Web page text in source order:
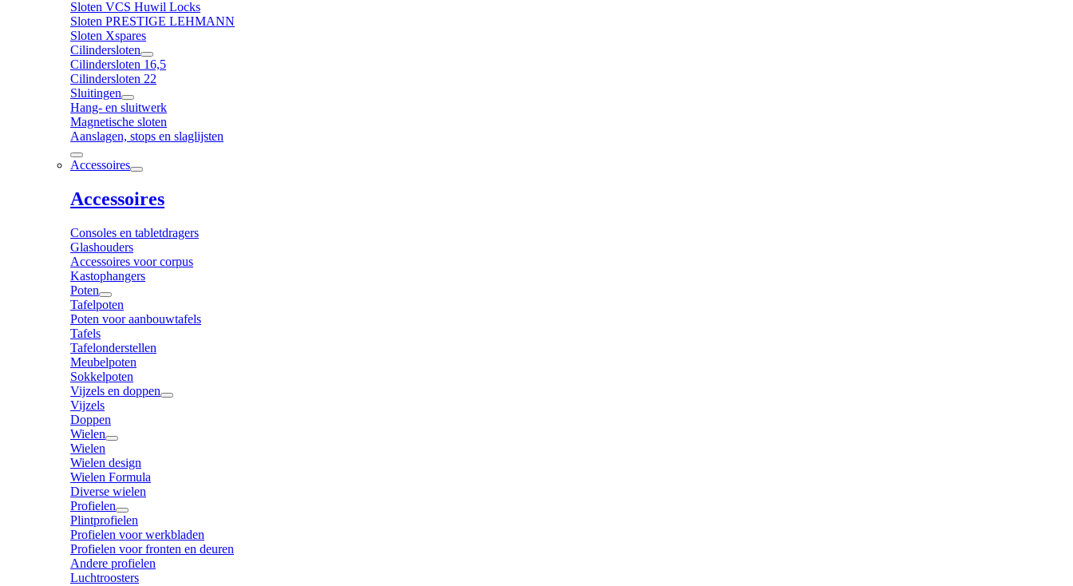
Sloten VCS Huwil Locks
Sloten PRESTIGE LEHMANN
Sloten Xspares
Cilindersloten
Cilindersloten 16,5
Cilindersloten 22
Sluitingen
Hang- en sluitwerk
Magnetische sloten
Aanslagen, stops en slaglijsten
Accessoires
Accessoires
Consoles en tabletdragers
Glashouders
Accessoires voor corpus
Kastophangers
Poten
Tafelpoten
Poten voor aanbouwtafels
Tafels
Tafelonderstellen
Meubelpoten
Sokkelpoten
Vijzels en doppen
Vijzels
Doppen
Wielen
Wielen
Wielen design
Wielen Formula
Diverse wielen
Profielen
Plintprofielen
Profielen voor werkbladen
Profielen voor fronten en deuren
Andere profielen
Luchtroosters